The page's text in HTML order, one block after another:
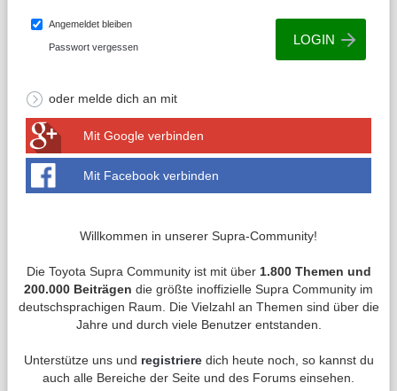
Angemeldet bleiben
Passwort vergessen
oder melde dich an mit
Mit Google verbinden
Mit Facebook verbinden
Willkommen in unserer Supra-Community!
Die Toyota Supra Community ist mit über 1.800 Themen und
200.000 Beiträgen die größte inoffizielle Supra Community im
deutschsprachigen Raum. Die Vielzahl an Themen sind über die
Jahre und durch viele Benutzer entstanden.
Unterstütze uns und registrieredich heute noch, so kannst du
auch alle Bereiche der Seite und des Forums einsehen.